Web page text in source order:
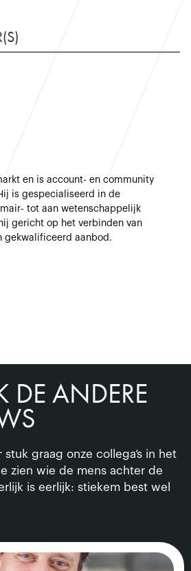
en is account- en community
is gespecialiseerd in de
tot aan wetenschappelijk
gericht op het verbinden van
gekwalificeerd aanbod.
DE ANDERE
graag onze collega’s in het
zien wie de mens achter de
is eerlijk: stiekem best wel